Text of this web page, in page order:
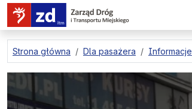
przejdź do treści strony
Strona główna Dla pasażera Informacje